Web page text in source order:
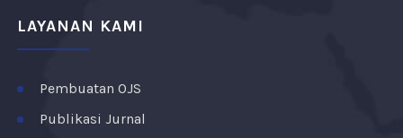
LAYANAN KAMI
Pembuatan OJS
Publikasi Jurnal